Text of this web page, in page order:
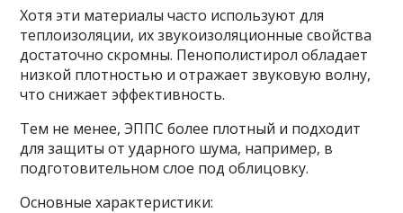
Хотя эти материалы часто используют для
теплоизоляции, их звукоизоляционные свойства
достаточно скромны. Пенополистирол обладает
низкой плотностью и отражает звуковую волну,
что снижает эффективность.
Тем не менее, ЭППС более плотный и подходит
для защиты от ударного шума, например, в
подготовительном слое под облицовку.
Основные характеристики: